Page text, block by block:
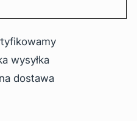
wysyłka
dostawa